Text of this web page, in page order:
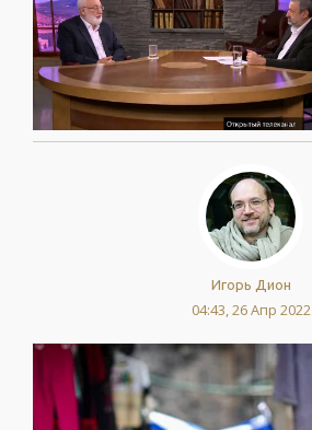
Игорь Дион
04:43, 26 Апр 2022